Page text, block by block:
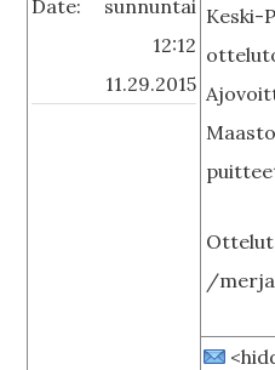
Date:
sunnuntai
12:12
11.29.2015
Keski-
/merja